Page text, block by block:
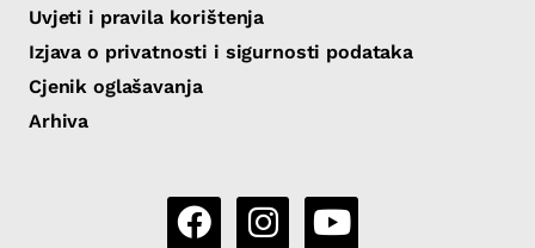
Uvjeti i pravila korištenja
Izjava o privatnosti i sigurnosti podataka
Cjenik oglašavanja
Arhiva